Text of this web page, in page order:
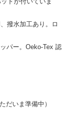
撥水加工あり。ロ
パー。Oeko-Tex 認
だいま準備中）